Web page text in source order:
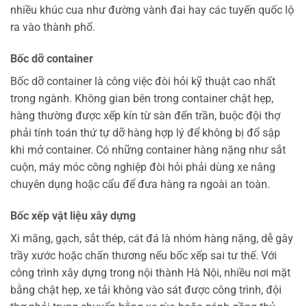
nhiều khúc cua như đường vành đai hay các tuyến quốc lộ
ra vào thành phố.
Bốc dỡ container
Bốc dỡ container là công việc đòi hỏi kỹ thuật cao nhất
trong ngành. Không gian bên trong container chật hẹp,
hàng thường được xếp kín từ sàn đến trần, buộc đội thợ
phải tính toán thứ tự dỡ hàng hợp lý để không bị đổ sập
khi mở container. Có những container hàng nặng như sắt
cuộn, máy móc công nghiệp đòi hỏi phải dùng xe nâng
chuyên dụng hoặc cẩu để đưa hàng ra ngoài an toàn.
Bốc xếp vật liệu xây dựng
Xi măng, gạch, sắt thép, cát đá là nhóm hàng nặng, dễ gây
trầy xước hoặc chấn thương nếu bốc xếp sai tư thế. Với
công trình xây dựng trong nội thành Hà Nội, nhiều nơi mặt
bằng chật hẹp, xe tải không vào sát được công trình, đội